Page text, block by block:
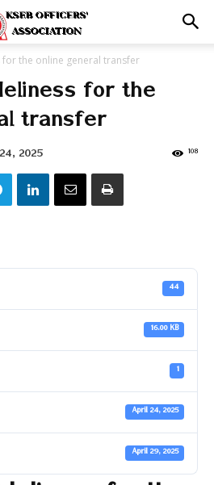
for the online general transfer
for the
transfer
2025 108
44
16.00 KB
1
April 24, 2025
April 29, 2025